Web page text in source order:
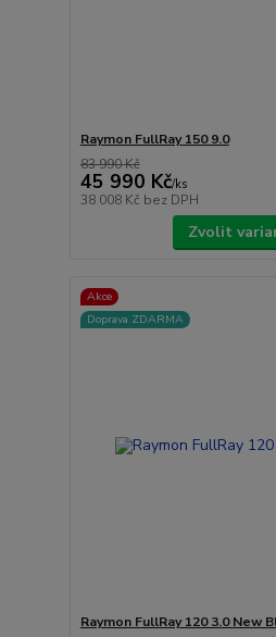
Raymon FullRay 150 9.0
83 990 Kč
45 990 Kč/ks
38 008 Kč bez DPH
Zvolit
Akce
Doprava ZDARMA
Raymon FullRay 120 3.0 New